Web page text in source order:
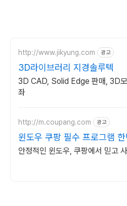
http://www.jikyung.com 광고
3D라이브러리 지경솔루텍
3D CAD, Solid Edge 판매, 3D
좌
http://m.coupang.com 광고
윈도우 쿠팡 필수 프로그램 한
안정적인 윈도우, 쿠팡에서 믿고